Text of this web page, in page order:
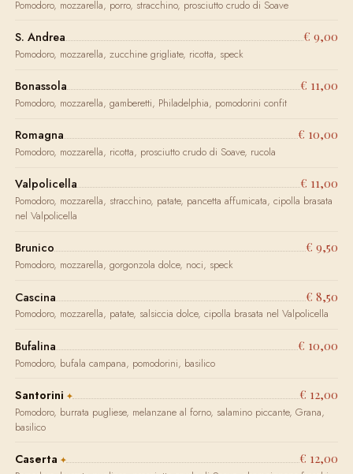
Pomodoro, mozzarella, porro, stracchino, prosciutto crudo di Soave
S. Andrea € 9,00
Pomodoro, mozzarella, zucchine grigliate, ricotta, speck
Bonassola € 11,00
Pomodoro, mozzarella, gamberetti, Philadelphia, pomodorini confit
Romagna € 10,00
Pomodoro, mozzarella, ricotta, prosciutto crudo di Soave, rucola
Valpolicella € 11,00
Pomodoro, mozzarella, stracchino, patate, pancetta affumicata, cipolla brasata
nel Valpolicella
Brunico € 9,50
Pomodoro, mozzarella, gorgonzola dolce, noci, speck
Cascina € 8,50
Pomodoro, mozzarella, patate, salsiccia dolce, cipolla brasata nel Valpolicella
Bufalina € 10,00
Pomodoro, bufala campana, pomodorini, basilico
Santorini € 12,00
Pomodoro, burrata pugliese, melanzane al forno, salamino piccante, Grana,
basilico
Caserta € 12,00